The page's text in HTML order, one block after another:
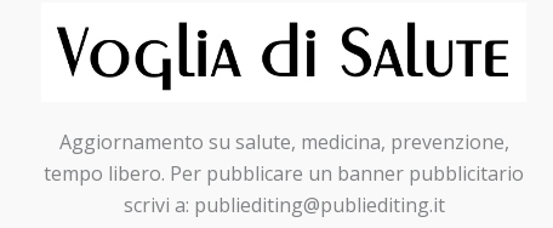
Aggiornamento su salute, medicina, prevenzione,
tempo libero. Per pubblicare un banner pubblicitario
scrivi a: publiediting@publiediting.it